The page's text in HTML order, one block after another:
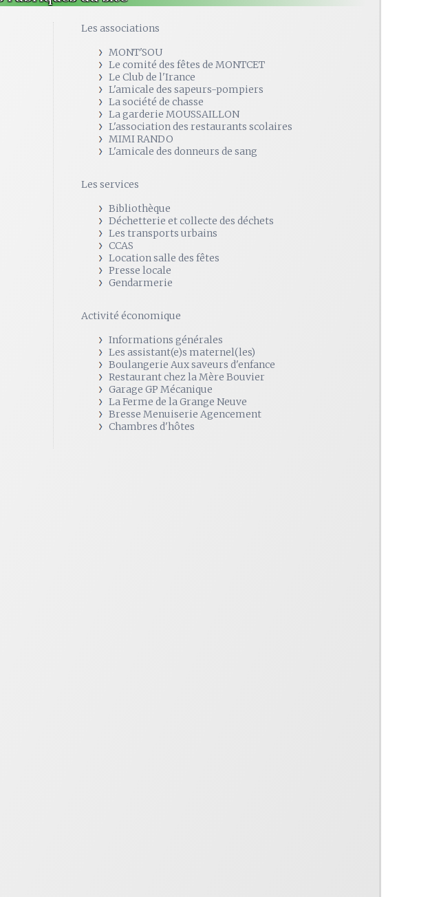
Les associations
MONT'SOU
Le comité des fêtes de MONTCET
Le Club de l'Irance
L'amicale des sapeurs-pompiers
La société de chasse
La garderie MOUSSAILLON
L'association des restaurants scolaires
MIMI RANDO
L'amicale des donneurs de sang
Les services
Bibliothèque
Déchetterie et collecte des déchets
Les transports urbains
CCAS
Location salle des fêtes
Presse locale
Gendarmerie
Activité économique
Informations générales
Les assistant(e)s maternel(les)
Boulangerie Aux saveurs d'enfance
Restaurant chez la Mère Bouvier
Garage GP Mécanique
La Ferme de la Grange Neuve
Bresse Menuiserie Agencement
Chambres d'hôtes